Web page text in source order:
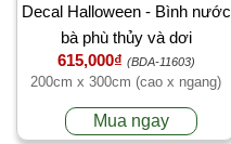
Decal Halloween - Bình nước
bà phù thủy và dơi
615,000₫ (BDA-11603)
200cm x 300cm (cao x ngang)
Mua ngay